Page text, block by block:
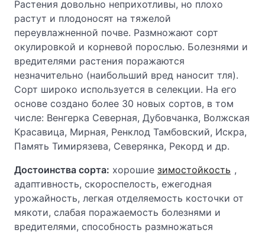
Растения довольно неприхотливы, но плохо
растут и плодоносят на тяжелой
переувлажненной почве. Размножают сорт
окулировкой и корневой порослью. Болезнями и
вредителями растения поражаются
незначительно (наибольший вред наносит тля).
Сорт широко используется в селекции. На его
основе создано более 30 новых сортов, в том
числе: Венгерка Северная, Дубовчанка, Волжская
Красавица, Мирная, Ренклод Тамбовский, Искра,
Память Тимирязева, Северянка, Рекорд и др.
Достоинства сорта: хорошие зимостойкость ,
адаптивность, скороспелость, ежегодная
урожайность, легкая отделяемость косточки от
мякоти, слабая поражаемость болезнями и
вредителями, способность размножаться